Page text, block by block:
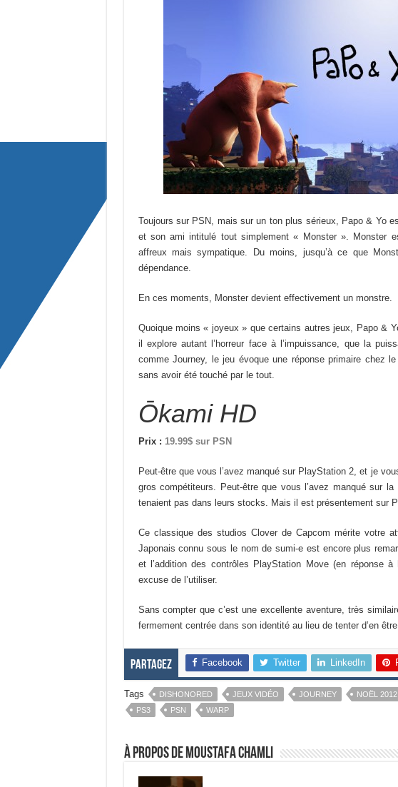
Toujours sur PSN, mais sur un ton plus sérieux, Papo & Yo
et son ami intitulé tout simplement « Monster ». Monster
affreux mais sympatique. Du moins, jusqu’à ce que
dépendance.
En ces moments, Monster devient effectivement un monstre.
Quoique moins « joyeux » que certains autres jeux, Papo &
il explore autant l’horreur face à l’impuissance, que la
comme Journey, le jeu évoque une réponse primaire chez
sans avoir été touché par le tout.
Ōkami HD
Prix : 19.99$ sur PSN
Peut-être que vous l’avez manqué sur PlayStation 2, et je
gros compétiteurs. Peut-être que vous l’avez manqué sur
tenaient pas dans leurs stocks. Mais il est présentement sur
Ce classique des studios Clover de Capcom mérite votre
Japonais connu sous le nom de sumi-e est encore plus
et l’addition des contrôles PlayStation Move (en réponse
excuse de l’utiliser.
Sans compter que c’est une excellente aventure, très
fermement centrée dans son identité au lieu de tenter d’en
Partagez Facebook Twitter LinkedIn
Tags DISHONORED JEUX VIDÉO JOURNEY NOËL 2012
PS3
PSN WARP
À propos de Moustafa Chamli